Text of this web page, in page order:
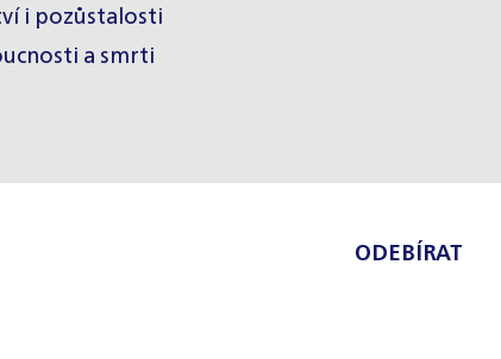
i pozůstalosti
a smrti
ODEBÍRAT